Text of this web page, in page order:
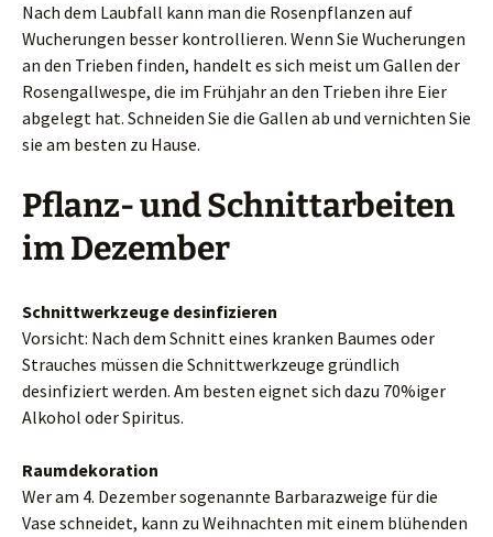
Nach dem Laubfall kann man die Rosenpflanzen auf
Wucherungen besser kontrollieren. Wenn Sie Wucherungen
an den Trieben finden, handelt es sich meist um Gallen der
Rosengallwespe, die im Frühjahr an den Trieben ihre Eier
abgelegt hat. Schneiden Sie die Gallen ab und vernichten Sie
sie am besten zu Hause.
Pflanz- und Schnittarbeiten
im Dezember
Schnittwerkzeuge desinfizieren
Vorsicht: Nach dem Schnitt eines kranken Baumes oder
Strauches müssen die Schnittwerkzeuge gründlich
desinfiziert werden. Am besten eignet sich dazu 70%iger
Alkohol oder Spiritus.
Raumdekoration
Wer am 4. Dezember sogenannte Barbarazweige für die
Vase schneidet, kann zu Weihnachten mit einem blühenden